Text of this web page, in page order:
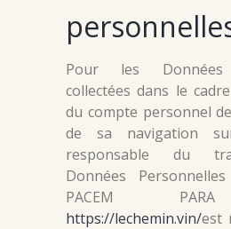
Pour les Données
collectées dans le
du compte personnel
de sa navigation
responsable du
Données
PACEM
https://lechemin.vin/est